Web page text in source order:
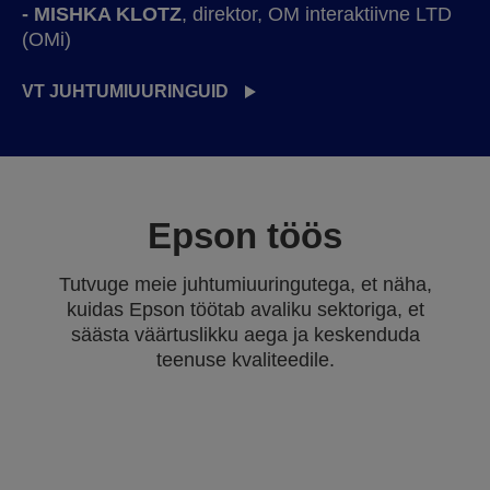
- MISHKA KLOTZ, direktor, OM interaktiivne LTD
(OMi)
VT JUHTUMIUURINGUID
Epson töös
Tutvuge meie juhtumiuuringutega, et näha,
kuidas Epson töötab avaliku sektoriga, et
säästa väärtuslikku aega ja keskenduda
teenuse kvaliteedile.